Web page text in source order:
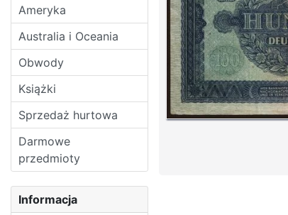
Ameryka
Australia i Oceania
Obwody
Książki
Sprzedaż hurtowa
Darmowe
przedmioty
Informacja